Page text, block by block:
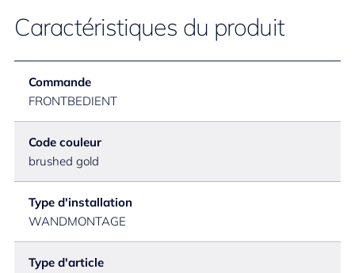
Caractéristiques du produit
Commande
FRONTBEDIENT
Code couleur
brushed gold
Type d'installation
WANDMONTAGE
Type d'article